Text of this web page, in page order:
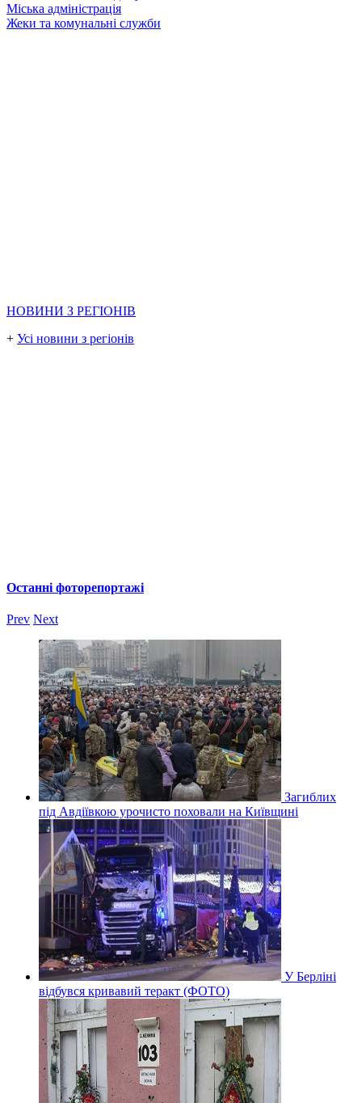
Міська адміністрація
Жеки та комунальні служби
НОВИНИ З РЕГІОНІВ
+ Усі новини з регіонів
Останні фоторепортажі
Prev Next
Загиблих
під Авдіївкою урочисто поховали на Київщині
У Берліні
відбувся кривавий теракт (ФОТО)